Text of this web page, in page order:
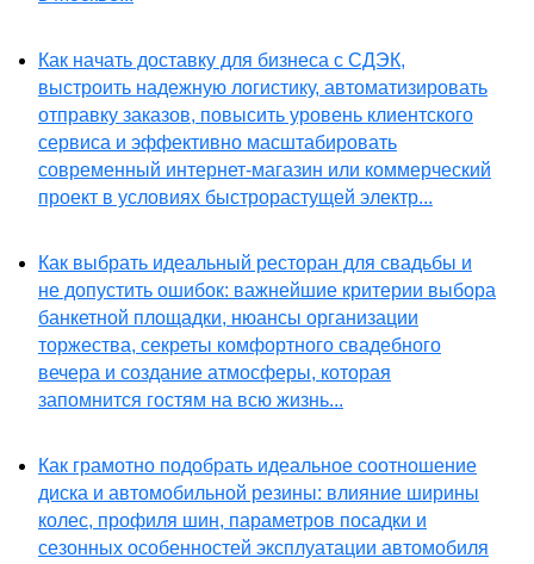
Как начать доставку для бизнеса с СДЭК,
выстроить надежную логистику, автоматизировать
отправку заказов, повысить уровень клиентского
сервиса и эффективно масштабировать
современный интернет-магазин или коммерческий
проект в условиях быстрорастущей электр...
Как выбрать идеальный ресторан для свадьбы и
не допустить ошибок: важнейшие критерии выбора
банкетной площадки, нюансы организации
торжества, секреты комфортного свадебного
вечера и создание атмосферы, которая
запомнится гостям на всю жизнь...
Как грамотно подобрать идеальное соотношение
диска и автомобильной резины: влияние ширины
колес, профиля шин, параметров посадки и
сезонных особенностей эксплуатации автомобиля